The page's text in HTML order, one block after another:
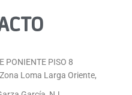
PONIENTE PISO 8
Loma Larga Oriente,